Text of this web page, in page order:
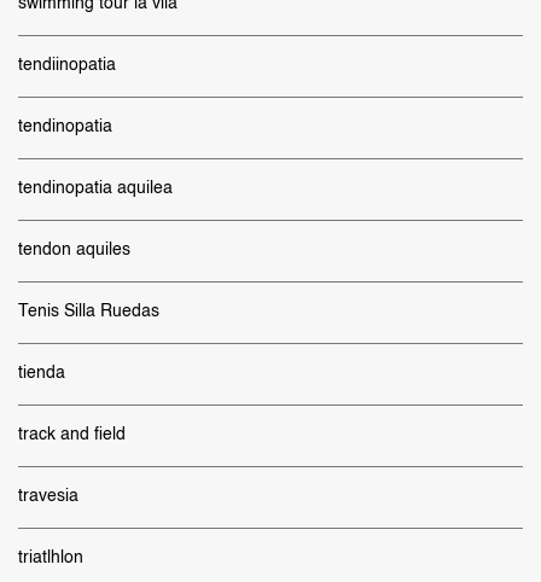
swimming tour la vila
tendiinopatia
tendinopatia
tendinopatia aquilea
tendon aquiles
Tenis Silla Ruedas
tienda
track and field
travesia
triatlhlon